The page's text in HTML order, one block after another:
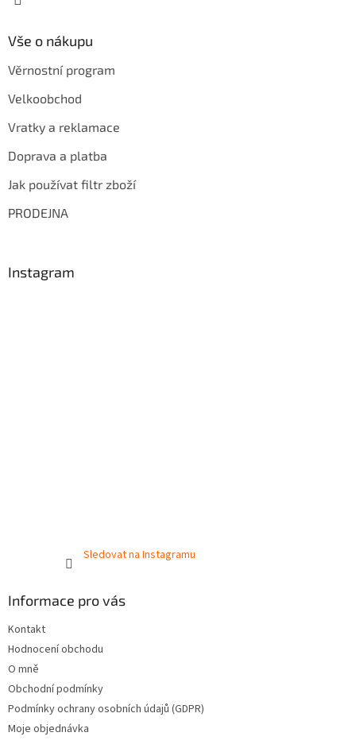
Vše o nákupu
Věrnostní program
Velkoobchod
Vratky a reklamace
Doprava a platba
Jak používat filtr zboží
PRODEJNA
Instagram
Sledovat na Instagramu
Informace pro vás
Kontakt
Hodnocení obchodu
O mně
Obchodní podmínky
Podmínky ochrany osobních údajů (GDPR)
Moje objednávka